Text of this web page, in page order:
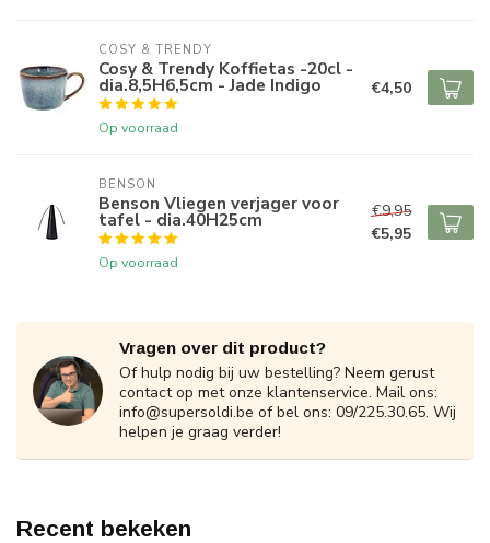
COSY & TRENDY
Cosy & Trendy Koffietas -20cl -
dia.8,5H6,5cm - Jade Indigo
Op voorraad
€4,50
BENSON
Benson Vliegen verjager voor
tafel - dia.40H25cm
Op voorraad
€9,95
€5,95
Vragen over dit product?
Of hulp nodig bij uw bestelling? Neem gerust
contact op met onze klantenservice. Mail ons:
info@supersoldi.be of bel ons: 09/225.30.65. Wij
helpen je graag verder!
Recent bekeken